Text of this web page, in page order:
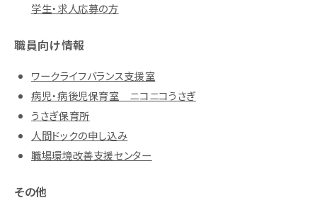
学生・求人応募の方
職員向け情報
ワークライフバランス支援室
病児・病後児保育室 ニコニコうさぎ
うさぎ保育所
人間ドックの申し込み
職場環境改善支援センター
その他